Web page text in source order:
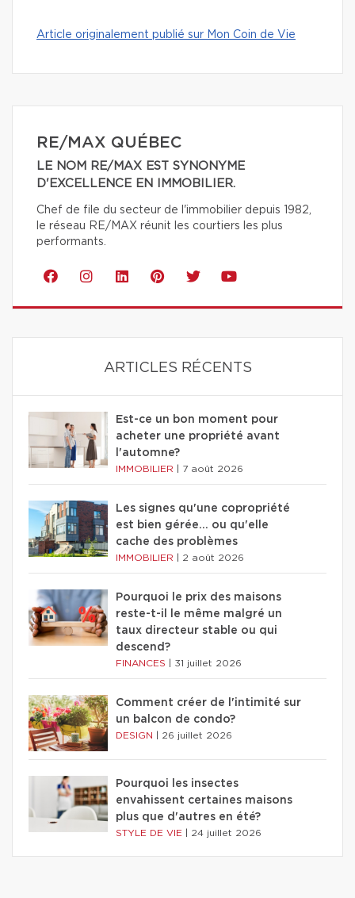
Article originalement publié sur Mon Coin de Vie
RE/MAX QUÉBEC
LE NOM RE/MAX EST SYNONYME
D'EXCELLENCE EN IMMOBILIER.
Chef de file du secteur de l'immobilier depuis 1982,
le réseau RE/MAX réunit les courtiers les plus
performants.
ARTICLES RÉCENTS
Est-ce un bon moment pour
acheter une propriété avant
l'automne?
IMMOBILIER 7 août 2026
Les signes qu'une copropriété
est bien gérée… ou qu'elle
cache des problèmes
IMMOBILIER 2 août 2026
Pourquoi le prix des maisons
reste-t-il le même malgré un
taux directeur stable ou qui
descend?
FINANCES 31 juillet 2026
Comment créer de l'intimité sur
un balcon de condo?
DESIGN 26 juillet 2026
Pourquoi les insectes
envahissent certaines maisons
plus que d'autres en été?
STYLE DE VIE 24 juillet 2026